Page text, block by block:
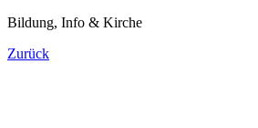
Bildung, Info & Kirche
Zurück